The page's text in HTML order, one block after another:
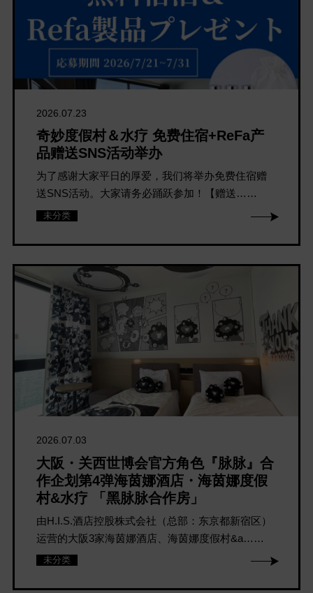
2026.07.23
奇妙度假村＆水疗 免费住宿+ReFa产
品赠送SNS活动举办
为了感谢大家平日的厚爱，我们将举办免费住宿赠
送SNS活动。大家请务必踊跃参加！【赠送……
未分类
2026.07.03
大阪・关西世博会官方角色『脉脉』合
作企划第4弹海茵娜酒店・海茵娜度假
村&水疗 「黑脉脉合作房」
由H.I.S.酒店控股株式会社（总部：东京都新宿区）
运营的大阪3家海茵娜酒店、海茵娜度假村&a……
未分类